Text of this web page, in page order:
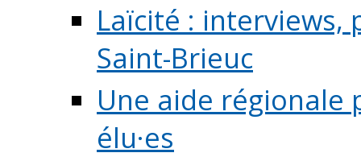
Laïcité :
Saint-Brieuc
Une aide régionale
élu·es